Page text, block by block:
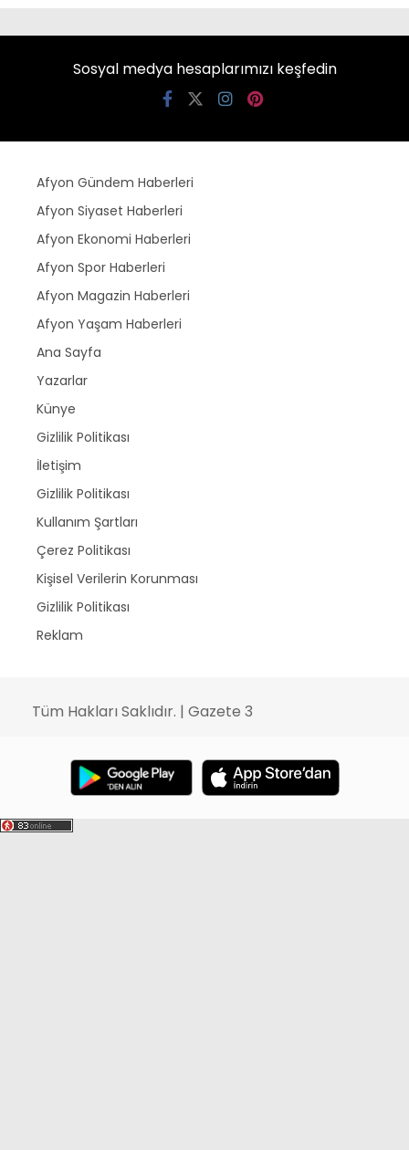
Sosyal medya hesaplarımızı keşfedin
Afyon Gündem Haberleri
Afyon Siyaset Haberleri
Afyon Ekonomi Haberleri
Afyon Spor Haberleri
Afyon Magazin Haberleri
Afyon Yaşam Haberleri
Ana Sayfa
Yazarlar
Künye
Gizlilik Politikası
İletişim
Gizlilik Politikası
Kullanım Şartları
Çerez Politikası
Kişisel Verilerin Korunması
Gizlilik Politikası
Reklam
Tüm Hakları Saklıdır. | Gazete 3